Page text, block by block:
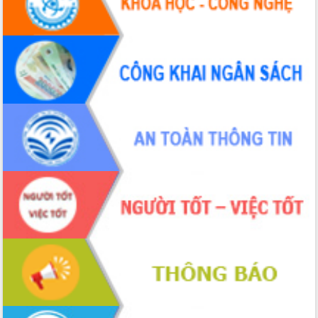
Đắk Lắk”
Tăng cường giám sát, đôn đốc thực
hiện nhiệm vụ quản lý tài sản công
hàng tuần
Tháo gỡ những vướng mắc, đẩy mạnh
công tác cải cách thủ tục hành chính
tại Trung tâm Phục vụ hành chính
công tỉnh
Đắk Lắk: Tôn vinh 46 giải pháp tại Hội
thi Sáng tạo Kỹ thuật 2024 - 2025
Đắk Lắk rà soát, điều chỉnh Đề án 190
về phát triển nuôi trồng thủy sản
Phó Chủ tịch UBND tỉnh Đắk Lắk
Trương Công Thái kiểm tra thực địa
Dự án cao tốc Khánh Hòa - Buôn Ma
Thuột
Định vị cà phê Việt Nam như một “di
sản sống” trong dòng chảy toàn cầu
Xây dựng nông thôn mới: Nâng cao đời
sống người dân từ những mô hình thiết